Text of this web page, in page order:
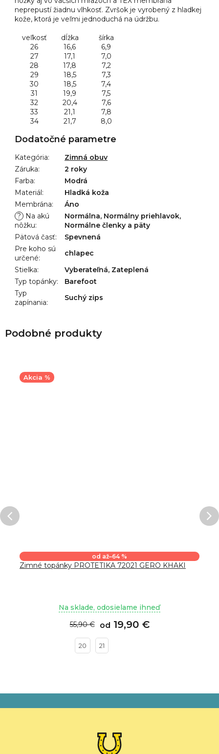
neprepustí žiadnu vlhkosť. Zvršok je vyrobený z hladkej
kože, ktorá je veľmi jednoduchá na údržbu.
veľkosť dĺžka
šírka
26
16,6
6,9
27
17,1
7,0
28
17,8
7,2
29
18,5
7,3
30
18,5
7,4
31
19,9
7,5
32
20,4
7,6
33
21,1
7,8
34
21,7 8,0
Dodatočné parametre
Kategória:
Zimná obuv
Záruka:
2 roky
Farba:
Modrá
Materiál:
Hladká koža
Membrána:
Áno
?
Na akú
nôžku:
Normálna, Normálny priehlavok,
Normálne členky a päty
Pätová časť:
Spevnená
Pre koho sú
určené:
chlapec
Stielka:
Vyberateľná, Zateplená
Typ topánky:
Barefoot
Typ
zapínania:
Suchý zips
Akcia %
od až–64 %
Zimné topánky PROTETIKA 72021 GERO KHAKI
Na sklade, odosielame ihneď
od 19,90 €
55,90 €
20 21
á